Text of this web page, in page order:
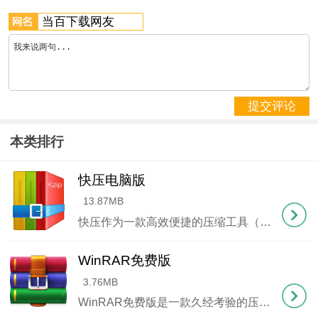
丁"Bandizip.v7.xx.x64.patch.20201104.exe"复制至安
提交评论
本类排行
快压电脑版
13.87MB
快压作为一款高效便捷的压缩工具（又称KuaiZip快压），是国内首个拥有自主压缩格式的创新软件。其独创的KZ格式在保持出色压缩率的同时，显著提升了处理速度，相比传统
WinRAR免费版
3.76MB
WinRAR免费版是一款久经考验的压缩工具，凭借出色的文件管理能力成为电脑必备软件。它能有效压缩文件体积，方便邮件附件传输，支持解压各类常见压缩格式，还能创建RAR、ZIP等多种格式的压缩包。